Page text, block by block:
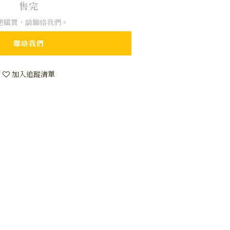
售完
購買，請聯絡我們。
聯絡我們
加入追蹤清單